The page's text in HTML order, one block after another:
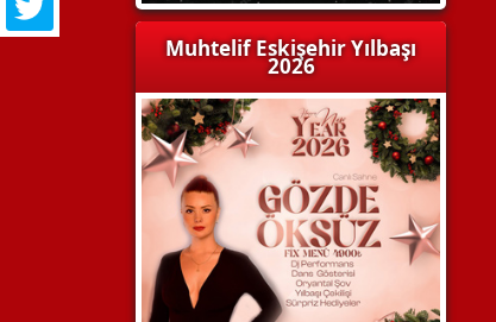
Muhtelif Eskişehir Yılbaşı
2026